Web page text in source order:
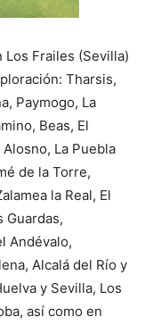
Frailes (Sevilla)
Tharsis,
Paymogo, La
Beas, El
La Puebla
de la Torre,
la Real, El
Guardas,
Andévalo,
Alcalá del Río y
y Sevilla, Los
así como en